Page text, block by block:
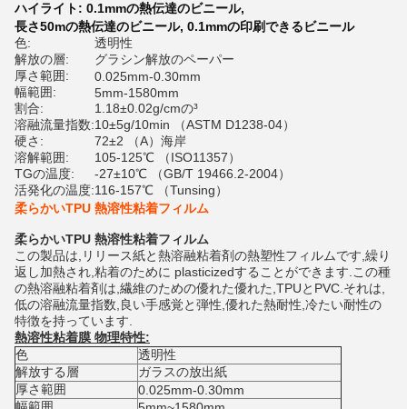
ハイライト: 0.1mmの熱伝達のビニール,
長さ50mの熱伝達のビニール, 0.1mmの印刷できるビニール
色:
透明性
解放の層:
グラシン解放のペーパー
厚さ範囲:
0.025mm-0.30mm
幅範囲:
5mm-1580mm
割合:
1.18±0.02g/cmの³
溶融流量指数:10±5g/10min （ASTM D1238-04）
硬さ:
72±2 （A）海岸
溶解範囲:
105-125℃ （ISO11357）
TGの温度:
-27±10℃ （GB/T 19466.2-2004）
活発化の温度:116-157℃ （Tunsing）
柔らかいTPU 熱溶性粘着フィルム
柔らかいTPU 熱溶性粘着フィルム
この製品は,リリース紙と熱溶融粘着剤の熱塑性フィルムです,繰り
返し加熱され,粘着のために plasticizedすることができます.この種
の熱溶融粘着剤は,繊維のための優れた優れた,TPUとPVC.それは,
低の溶融流量指数,良い手感覚と弾性,優れた熱耐性,冷たい耐性の
特徴を持っています.
熱溶性粘着膜 物理特性:
色
透明性
解放する 層
ガラスの放出紙
厚さ範囲
0.025mm-0.30mm